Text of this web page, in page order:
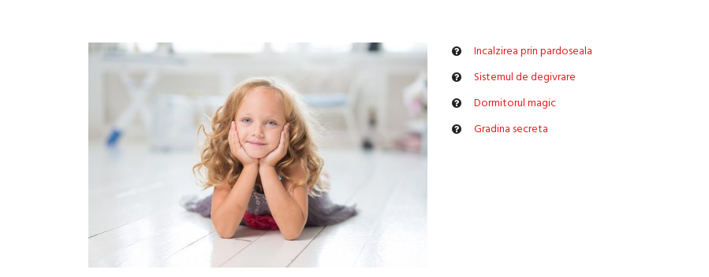
Incalzirea prin pardoseala
Sistemul de degivrare
Dormitorul magic
Gradina secreta